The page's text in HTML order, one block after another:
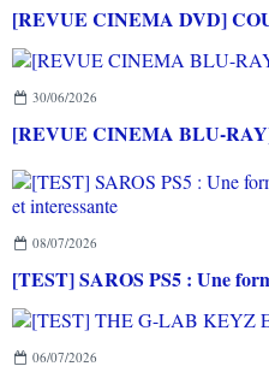
[REVUE CINEMA DVD]
30/06/2026
[REVUE CINEMA BLU-
08/07/2026
06/07/2026